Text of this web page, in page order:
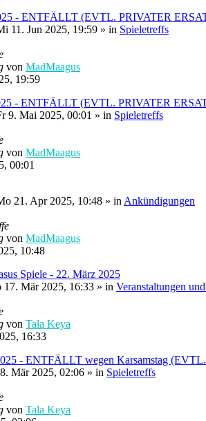
- ENTFÄLLT (EVTL. PRIVATER
11. Jun 2025, 19:59 » in Spieletreffs
von MadMaagus
19:59
- ENTFÄLLT (EVTL. PRIVATER
9. Mai 2025, 00:01 » in Spieletreffs
von MadMaagus
00:01
21. Apr 2025, 10:48 » in Ankündigungen
von MadMaagus
10:48
Spiele - 22. März 2025
17. Mär 2025, 16:33 » in Veranstaltungen
von Tala Keya
16:33
- ENTFÄLLT wegen Karsamstag
Mär 2025, 02:06 » in Spieletreffs
von Tala Keya